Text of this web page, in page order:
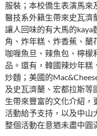
服裝；本校僑生表演馬來
醫技系外籍生帶來史瓦濟
讓人回味的有大馬的kaya
角、炸年糕、炸香蕉、蘭
咖喱魚旦、辣魚包、檸檬
品。還有，韓國辣炒年糕
炒麵；美國的
及史瓦濟蘭、宏都拉斯等
生帶來豐富的文化介紹，
活動給予支持，以及中山
整個活動在意猶未盡中圓